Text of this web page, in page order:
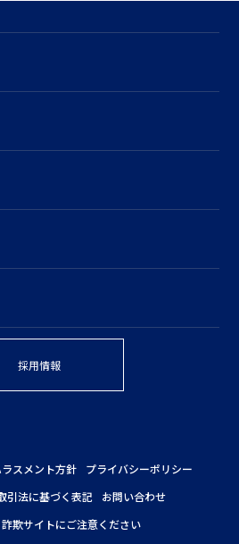
採用情報
スメント方針
プライバシーポリシー
引法に基づく表記
お問い合わせ
欺サイトにご注意ください